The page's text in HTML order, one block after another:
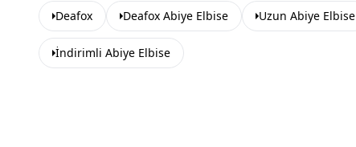
Deafox Deafox Abiye Elbise Uzun Abiye Elbise
İndirimli Abiye Elbise